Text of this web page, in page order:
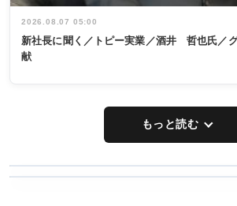
2026.08.07 05:00
新社長に聞く／トピー実業／酒井 哲也氏／
献
もっと読む